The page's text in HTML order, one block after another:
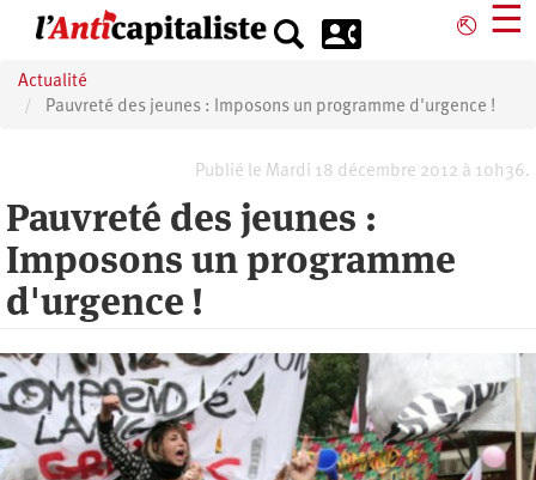
principal
⎋ ☰
Actualité
Pauvreté des jeunes : Imposons un programme d'urgence !
Publié le Mardi 18 décembre 2012 à 10h36.
Pauvreté des jeunes :
Imposons un programme
d'urgence !